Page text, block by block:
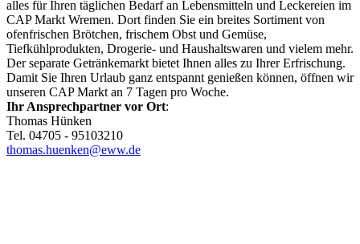
alles für Ihren täglichen Bedarf an Lebensmitteln und Leckereien im
CAP Markt Wremen. Dort finden Sie ein breites Sortiment von
ofenfrischen Brötchen, frischem Obst und Gemüse,
Tiefkühlprodukten, Drogerie- und Haushaltswaren und vielem mehr.
Der separate Getränkemarkt bietet Ihnen alles zu Ihrer Erfrischung.
Damit Sie Ihren Urlaub ganz entspannt genießen können, öffnen wir
unseren CAP Markt an 7 Tagen pro Woche.
Ihr Ansprechpartner vor Ort:
Thomas Hünken
Tel. 04705 - 95103210
thomas.huenken@eww.de